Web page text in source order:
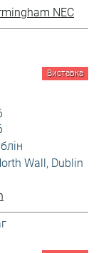
NEC
Виставка
Wall, Dublin